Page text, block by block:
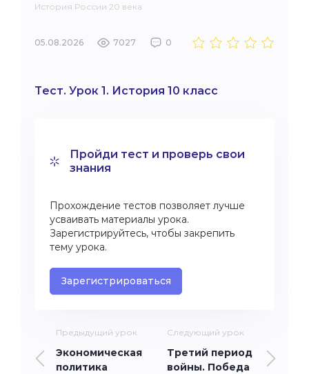
История России 20 века
05.08.2026 7027 0
Тест. Урок 1. История 10 класс
Пройди тест и проверь свои
знания
Прохождение тестов позволяет лучше
усваивать материалы урока.
Зарегистрируйтесь, чтобы закрепить
тему урока.
Зарегистрироваться
Предыдущий урок
Экономическая
политика
Следующий урок
Третий период
войны. Победа